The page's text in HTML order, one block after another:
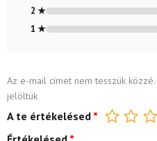
2 ★
1 ★
Az e-mail címet nem tesszük közzé.
jelöltük
A te értékelésed *